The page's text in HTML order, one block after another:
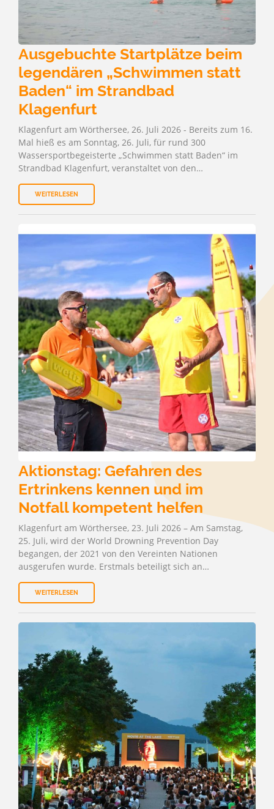
Ausgebuchte Startplätze beim
legendären „Schwimmen statt
Baden“ im Strandbad
Klagenfurt
Klagenfurt am Wörthersee, 26. Juli 2026 - Bereits zum 16.
Mal hieß es am Sonntag, 26. Juli, für rund 300
Wassersportbegeisterte „Schwimmen statt Baden“ im
Strandbad Klagenfurt, veranstaltet von den…
WEITERLESEN
Aktionstag: Gefahren des
Ertrinkens kennen und im
Notfall kompetent helfen
Klagenfurt am Wörthersee, 23. Juli 2026 – Am Samstag,
25. Juli, wird der World Drowning Prevention Day
begangen, der 2021 von den Vereinten Nationen
ausgerufen wurde. Erstmals beteiligt sich an…
WEITERLESEN